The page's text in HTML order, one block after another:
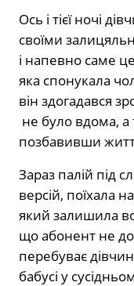
Ось і тієї ночі
своїми
і напевно саме
яка спонукала
він здогадався
не було вдома, а
позбавивши
Зараз палій під
версій, поїхала
який залишила
що абонент не
перебуває
бабусі у